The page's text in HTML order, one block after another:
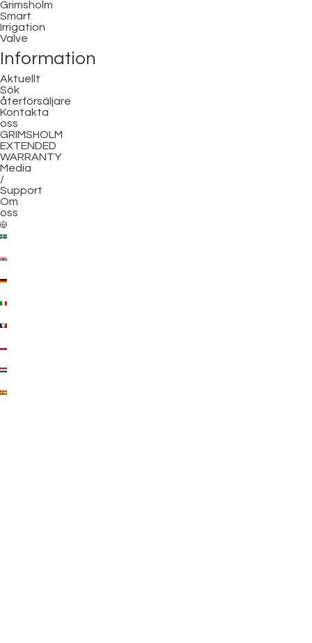
Grimsholm
Smart
Irrigation
Valve
Information
Aktuellt
Sök
återförsäljare
Kontakta
oss
GRIMSHOLM
EXTENDED
WARRANTY
Media
/
Support
Om
oss